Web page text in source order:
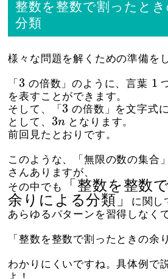
整数を整数で割ったと
分類
様々な問題を解くための準備を
「 3
3 の倍数」のように、言葉 1
1
を表すことができます。
そして、「 3
3 の倍数」を文字式
として、 3n
3nとなります。
前回見たとおりです。
このような、「無限の数の集合
さんありますが、
その中でも
「整数を整数
余りによる分類」
に関し
あらゆるパターンを習得しなく
「整数を整数で割ったときの余
わかりにくいですね。具体例で